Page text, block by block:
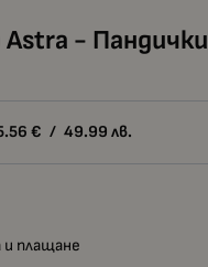
- Пандички
€ / 49.99 лв.
плащане